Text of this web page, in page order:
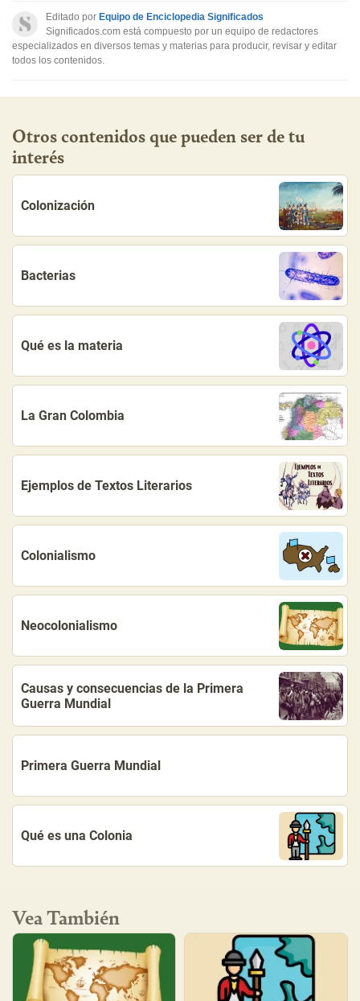
Editado por Equipo de Enciclopedia Significados
Significados.com está compuesto por un equipo de redactores
especializados en diversos temas y materias para producir, revisar y editar
todos los contenidos.
Otros contenidos que pueden ser de tu
interés
Colonización
Bacterias
Qué es la materia
La Gran Colombia
Ejemplos de Textos Literarios
Colonialismo
Neocolonialismo
Causas y consecuencias de la Primera
Guerra Mundial
Primera Guerra Mundial
Qué es una Colonia
Vea También